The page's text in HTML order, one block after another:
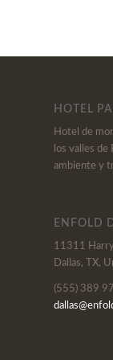
HOTEL
Hotel de
los valles
ambiente y
ENFOLD
11311
Dallas, TX,
(555) 389